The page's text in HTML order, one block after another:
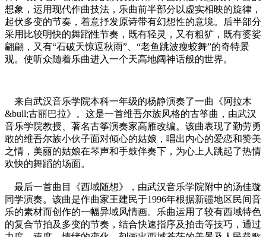
想象，运用现代作曲技法，乐曲前半部分以虚实相映的旋律，
起伏多变的节奏，着意抒发原诗带有幻想性的意境。后半部分
采用比较明快的舞蹈性节奏，既有轻灵，又有粗犷，既有婆娑
翩翩，又有“石破天惊逗秋雨”、“老鱼跳波瘦蛟舞”的奇特景
观。使听众随着乐曲进入一个天高地阔神话般的世界。
来自武汉音乐学院本科一年级的杨静演奏了一曲《阿拉木
&bull;古丽巴拉》。这是一首维吾尔族风格的古筝曲，由武汉
音乐学院教授、著名古筝演奏家高雁改编。该曲表现了勤劳勇
敢的维吾尔族小伙子面对倾心的姑娘，唱出内心的爱恋和赞美
之情，美丽的姑娘在琴声和手鼓伴奏下，为心上人跳起了热情
欢快的舞蹈的场面。
最后一首曲目《西域随想》，由武汉音乐学院附中的汤佳璇
同学演奏。该曲是作曲家王建民于1996年根据新疆地区民间音
乐的素材而创作的一幅异域风情画。乐曲运用了较有西域特色
的复合节拍及多变的节奏，结合快速指序及拍击等技巧，通过